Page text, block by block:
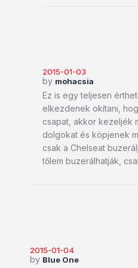
2015-01-03
by mohacsia
Ez is egy teljesen
elkezdenek okítani,
csapat, akkor kezeljék
dolgokat és köpjenek
csak a Chelseat
tőlem buzerálhatják,
2015-01-04
by Blue One